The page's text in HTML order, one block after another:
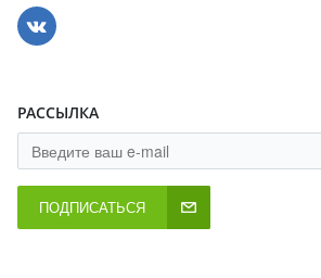
РАССЫЛКА
ПОДПИСАТЬСЯ